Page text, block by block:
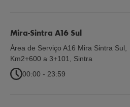
Mira-Sintra A16 Sul
Área de Serviço A16 Mira Sintra Sul,
Km2+600 a 3+101
Sintra
00:00 - 23:59